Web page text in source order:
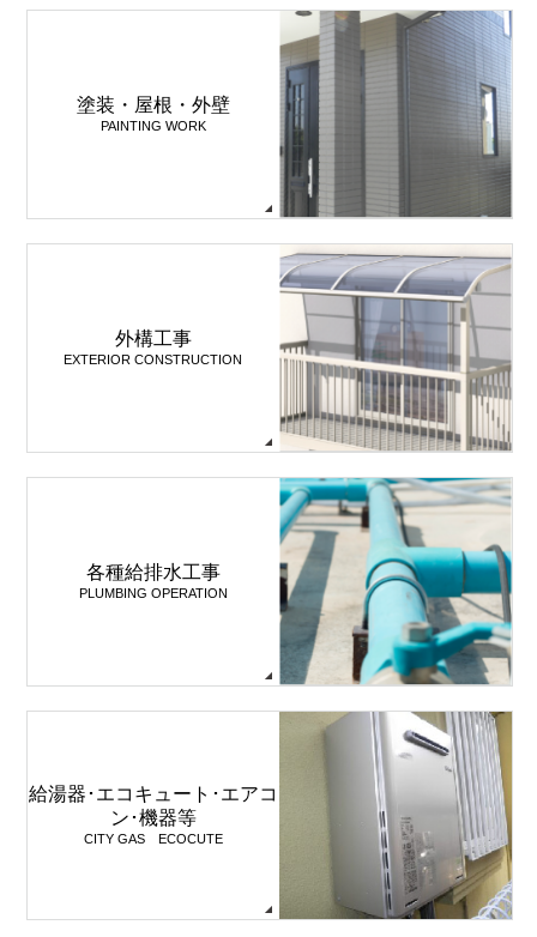
塗装・屋根・外壁
PAINTING WORK
外構工事
EXTERIOR CONSTRUCTION
各種給排水工事
PLUMBING OPERATION
給湯器･エコキュート･エアコ
ン･機器等
CITY GAS ECOCUTE